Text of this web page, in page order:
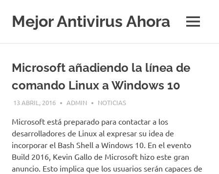
contenido
Mejor Antivirus Ahora MENÚ
Microsoft añadiendo la línea de
comando Linux a Windows 10
13 ABRIL, 2016 ADMIN NOTICIAS
Microsoft está preparado para contactar a los
desarrolladores de Linux al expresar su idea de
incorporar el Bash Shell a Windows 10. En el evento
Build 2016, Kevin Gallo de Microsoft hizo este gran
anuncio. Esto implica que los usuarios serán capaces de